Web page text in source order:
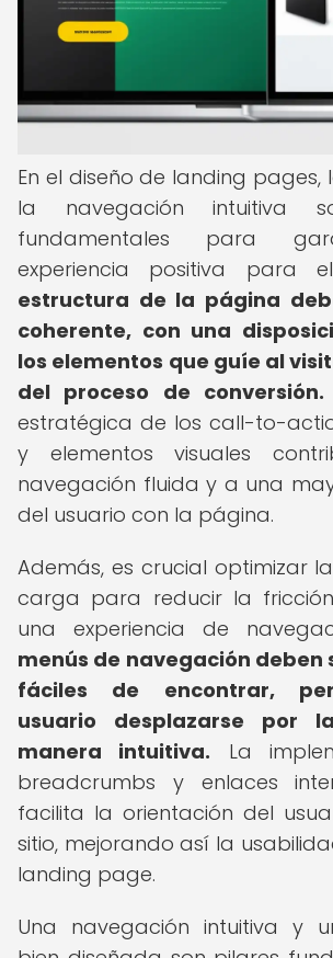
En el diseño de landing
la navegación intuitiva
fundamentales para
experiencia positiva para
estructura de la página
coherente, con una
los elementos que guíe al
del proceso de conversión.
estratégica de los call-to-
y elementos visuales
navegación fluida y a una
del usuario con la página.
Además, es crucial optimizar
carga para reducir la
una experiencia de
menús de navegación deben
fáciles de encontrar,
usuario desplazarse por
manera intuitiva. La
breadcrumbs y enlaces
facilita la orientación del
sitio, mejorando así la
landing page.
Una navegación intuitiva y